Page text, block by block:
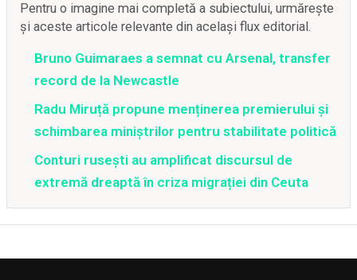
Pentru o imagine mai completă a subiectului, urmărește
și aceste articole relevante din același flux editorial.
Bruno Guimaraes a semnat cu Arsenal, transfer
record de la Newcastle
Radu Miruță propune menținerea premierului și
schimbarea miniștrilor pentru stabilitate politică
Conturi rusești au amplificat discursul de
extremă dreaptă în criza migrației din Ceuta